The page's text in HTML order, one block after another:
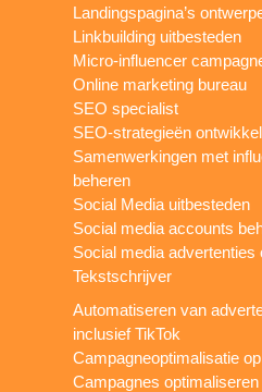
Landingspagina’s
Linkbuilding uitbesteden
Micro-influencer
Online marketing bureau
SEO specialist
SEO-strategieën
Samenwerkingen met
beheren
Social Media uitbesteden
Social media accounts
Social media advertenties
Tekstschrijver
Automatiseren van
inclusief TikTok
Campagneoptimalisatie
Campagnes